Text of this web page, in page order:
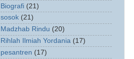
Biografi (21)
sosok (21)
Madzhab Rindu (20)
Rihlah Ilmiah Yordania (17)
pesantren (17)